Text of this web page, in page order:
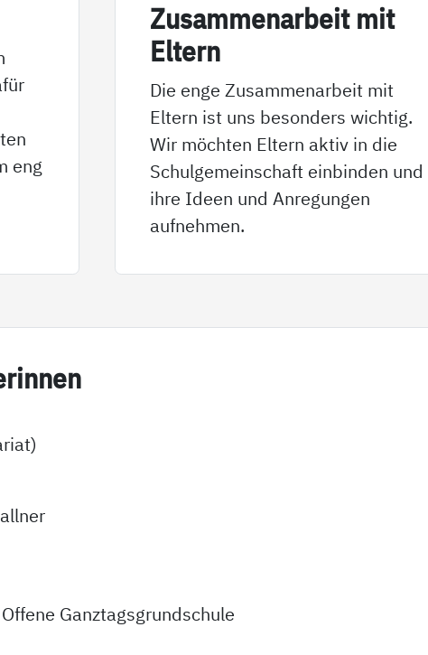
eng
Zu­sam­men­ar­beit mit
El­tern
Die enge Zusammenarbeit mit
Eltern ist uns besonders wichtig.
Wir möchten Eltern aktiv in die
Schulgemeinschaft einbinden und
ihre Ideen und Anregungen
aufnehmen.
Ganztagsgrundschule